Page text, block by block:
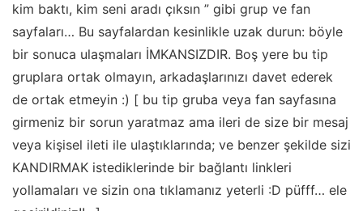
kim baktı, kim seni aradı çıksın ” gibi grup ve fan
sayfaları… Bu sayfalardan kesinlikle uzak durun: böyle
bir sonuca ulaşmaları İMKANSIZDIR. Boş yere bu tip
gruplara ortak olmayın, arkadaşlarınızı davet ederek
de ortak etmeyin :) [ bu tip gruba veya fan sayfasına
girmeniz bir sorun yaratmaz ama ileri de size bir mesaj
veya kişisel ileti ile ulaştıklarında; ve benzer şekilde sizi
KANDIRMAK istediklerinde bir bağlantı linkleri
yollamaları ve sizin ona tıklamanız yeterli :D püfff… ele